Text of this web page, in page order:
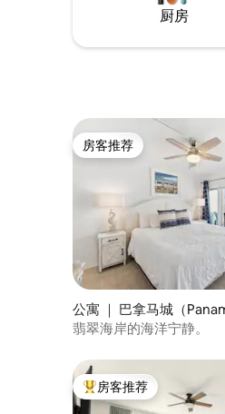
厨房
房客推荐
房客推荐
公寓 ｜ 巴拿马城（
y）
翡翠海岸的海洋宁静。
热门「房客推荐」
房客推荐